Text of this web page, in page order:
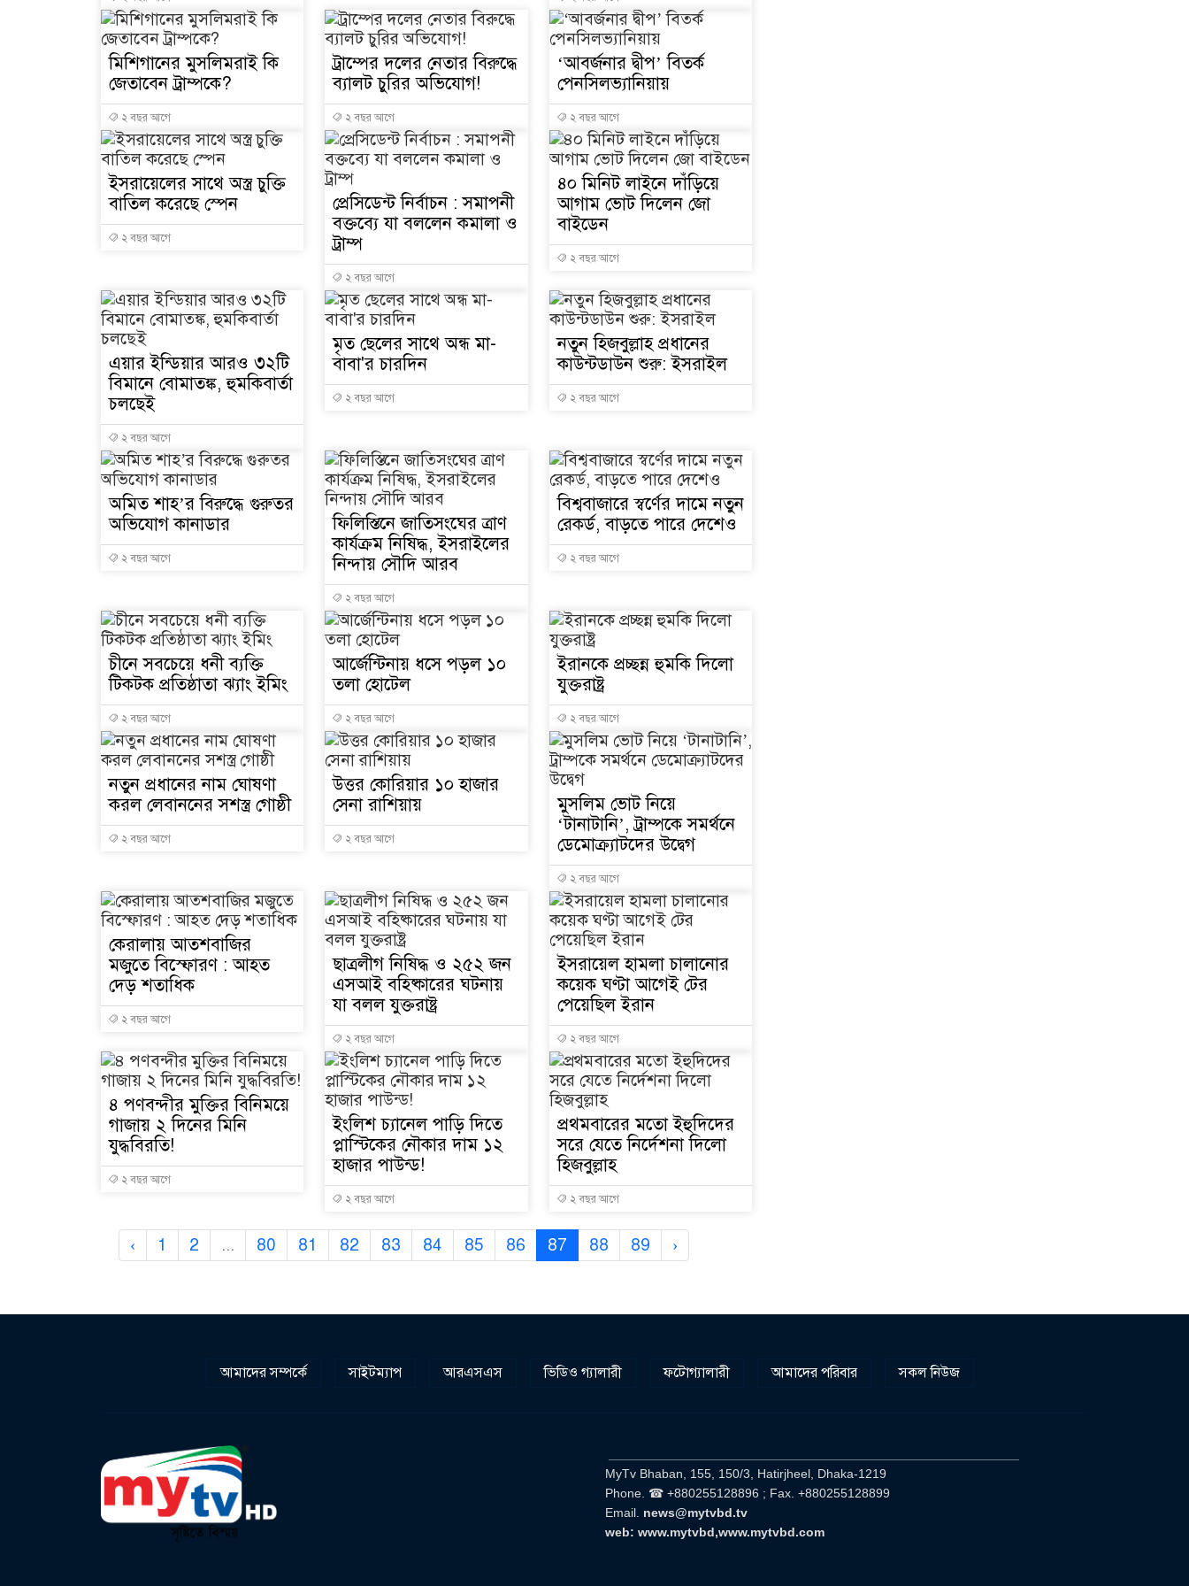
মিশিগানের মুসলিমরাই কি
জেতাবেন ট্রাম্পকে?
২ বছর আগে
ট্রাম্পের দলের নেতার বিরুদ্ধে
ব্যালট চুরির অভিযোগ!
২ বছর আগে
‘আবর্জনার দ্বীপ’ বিতর্ক
পেনসিলভ্যানিয়ায়
২ বছর আগে
ইসরায়েলের সাথে অস্ত্র চুক্তি
বাতিল করেছে স্পেন
২ বছর আগে
প্রেসিডেন্ট নির্বাচন : সমাপনী
বক্তব্যে যা বললেন কমালা ও
ট্রাম্প
২ বছর আগে
৪০ মিনিট লাইনে দাঁড়িয়ে
আগাম ভোট দিলেন জো
বাইডেন
২ বছর আগে
এয়ার ইন্ডিয়ার আরও ৩২টি
বিমানে বোমাতঙ্ক, হুমকিবার্তা
চলছেই
২ বছর আগে
মৃত ছেলের সাথে অন্ধ মা-
বাবা'র চারদিন
২ বছর আগে
নতুন হিজবুল্লাহ প্রধানের
কাউন্টডাউন শুরু: ইসরাইল
২ বছর আগে
অমিত শাহ’র বিরুদ্ধে গুরুতর
অভিযোগ কানাডার
২ বছর আগে
ফিলিস্তিনে জাতিসংঘের ত্রাণ
কার্যক্রম নিষিদ্ধ, ইসরাইলের
নিন্দায় সৌদি আরব
২ বছর আগে
বিশ্ববাজারে স্বর্ণের দামে নতুন
রেকর্ড, বাড়তে পারে দেশেও
২ বছর আগে
চীনে সবচেয়ে ধনী ব্যক্তি
টিকটক প্রতিষ্ঠাতা ঝ্যাং ইমিং
২ বছর আগে
আর্জেন্টিনায় ধসে পড়ল ১০
তলা হোটেল
২ বছর আগে
ইরানকে প্রচ্ছন্ন হুমকি দিলো
যুক্তরাষ্ট্র
২ বছর আগে
নতুন প্রধানের নাম ঘোষণা
করল লেবাননের সশস্ত্র গোষ্ঠী
২ বছর আগে
উত্তর কোরিয়ার ১০ হাজার
সেনা রাশিয়ায়
২ বছর আগে
মুসলিম ভোট নিয়ে
‘টানাটানি’, ট্রাম্পকে সমর্থনে
ডেমোক্র্যাটদের উদ্বেগ
২ বছর আগে
কেরালায় আতশবাজির
মজুতে বিস্ফোরণ : আহত
দেড় শতাধিক
২ বছর আগে
ছাত্রলীগ নিষিদ্ধ ও ২৫২ জন
এসআই বহিষ্কারের ঘটনায়
যা বলল যুক্তরাষ্ট্র
২ বছর আগে
ইসরায়েল হামলা চালানোর
কয়েক ঘণ্টা আগেই টের
পেয়েছিল ইরান
২ বছর আগে
৪ পণবন্দীর মুক্তির বিনিময়ে
গাজায় ২ দিনের মিনি
যুদ্ধবিরতি!
২ বছর আগে
ইংলিশ চ্যানেল পাড়ি দিতে
প্লাস্টিকের নৌকার দাম ১২
হাজার পাউন্ড!
২ বছর আগে
প্রথমবারের মতো ইহুদিদের
সরে যেতে নির্দেশনা দিলো
হিজবুল্লাহ
২ বছর আগে
‹ 1 2 ... 80 81 82 83 84 85 86 87 88 89 ›
২০
আমাদের সম্পর্কে সাইটম্যাপ আরএসএস ভিডিও গ্যালারী ফটোগ্যালারী আমাদের পরিবার সকল নিউজ
MyTv Bhaban, 155, 150/3, Hatirjheel, Dhaka-1219
Phone. ☎ +880255128896 ; Fax. +880255128899
Email. news@mytvbd.tv
web: www.mytvbd,www.mytvbd.com